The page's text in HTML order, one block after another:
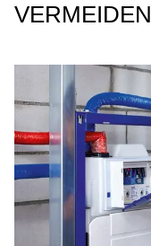
VERMEIDEN